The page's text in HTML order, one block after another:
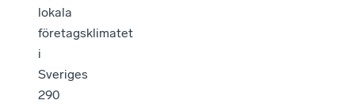
lokala
företagsklimatet
i
Sveriges
290